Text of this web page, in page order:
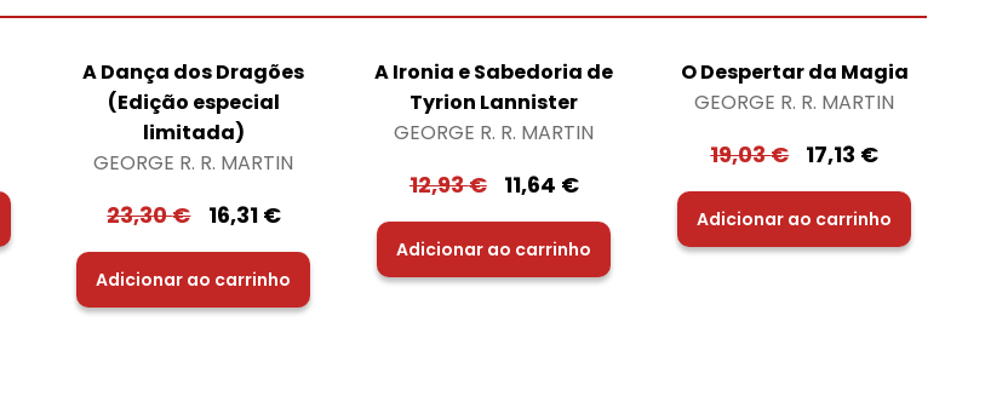
A Dança dos Dragões
(Edição especial
limitada)
GEORGE R. R. MARTIN
23,30€ 16,31 €
Adicionar ao carrinho
A Ironia e Sabedoria de
Tyrion Lannister
GEORGE R. R. MARTIN
12,93€ 11,64 €
Adicionar ao carrinho
O Despertar da Magia
GEORGE R. R. MARTIN
19,03€ 17,13 €
Adicionar ao carrinho